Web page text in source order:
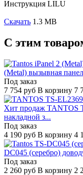
Инструкция LILU
Скачать 1.3 MB
C этим
(Metal) вызывная
Под заказ
7 754 руб В корзину 7
Хит продаж TANTOS
накладной з...
Под заказ
4 190 руб В корзину 4
DC045 (серебро)
Под заказ
2 260 руб В корзину 2